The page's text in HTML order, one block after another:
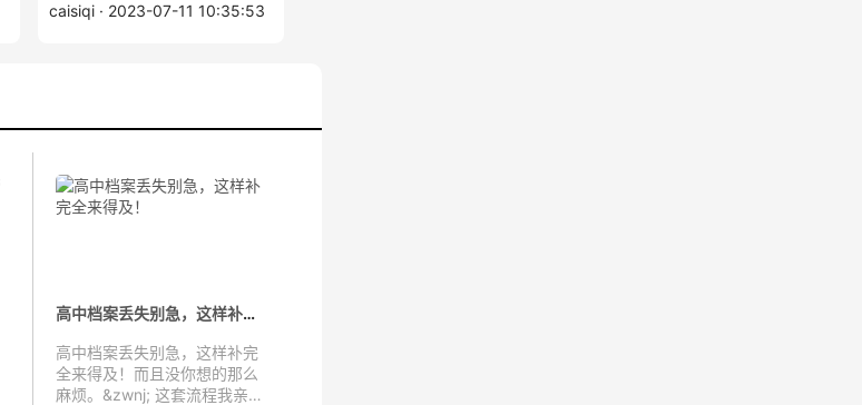
caisiqi · 2023-07-11 10:35:53
高中档案丢失别急，这样补完全来得...
高中档案丢失别急，这样补完
全来得及！而且没你想的那么
麻烦。&zwnj; 这套流程我亲自